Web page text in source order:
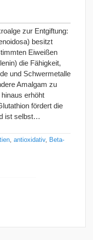
zur Entgiftung:
besitzt
Eiweißen
die Fähigkeit,
und Schwermetalle
Amalgam zu
erhöht
fördert die
ist selbst…
antioxidativ,
Beta-